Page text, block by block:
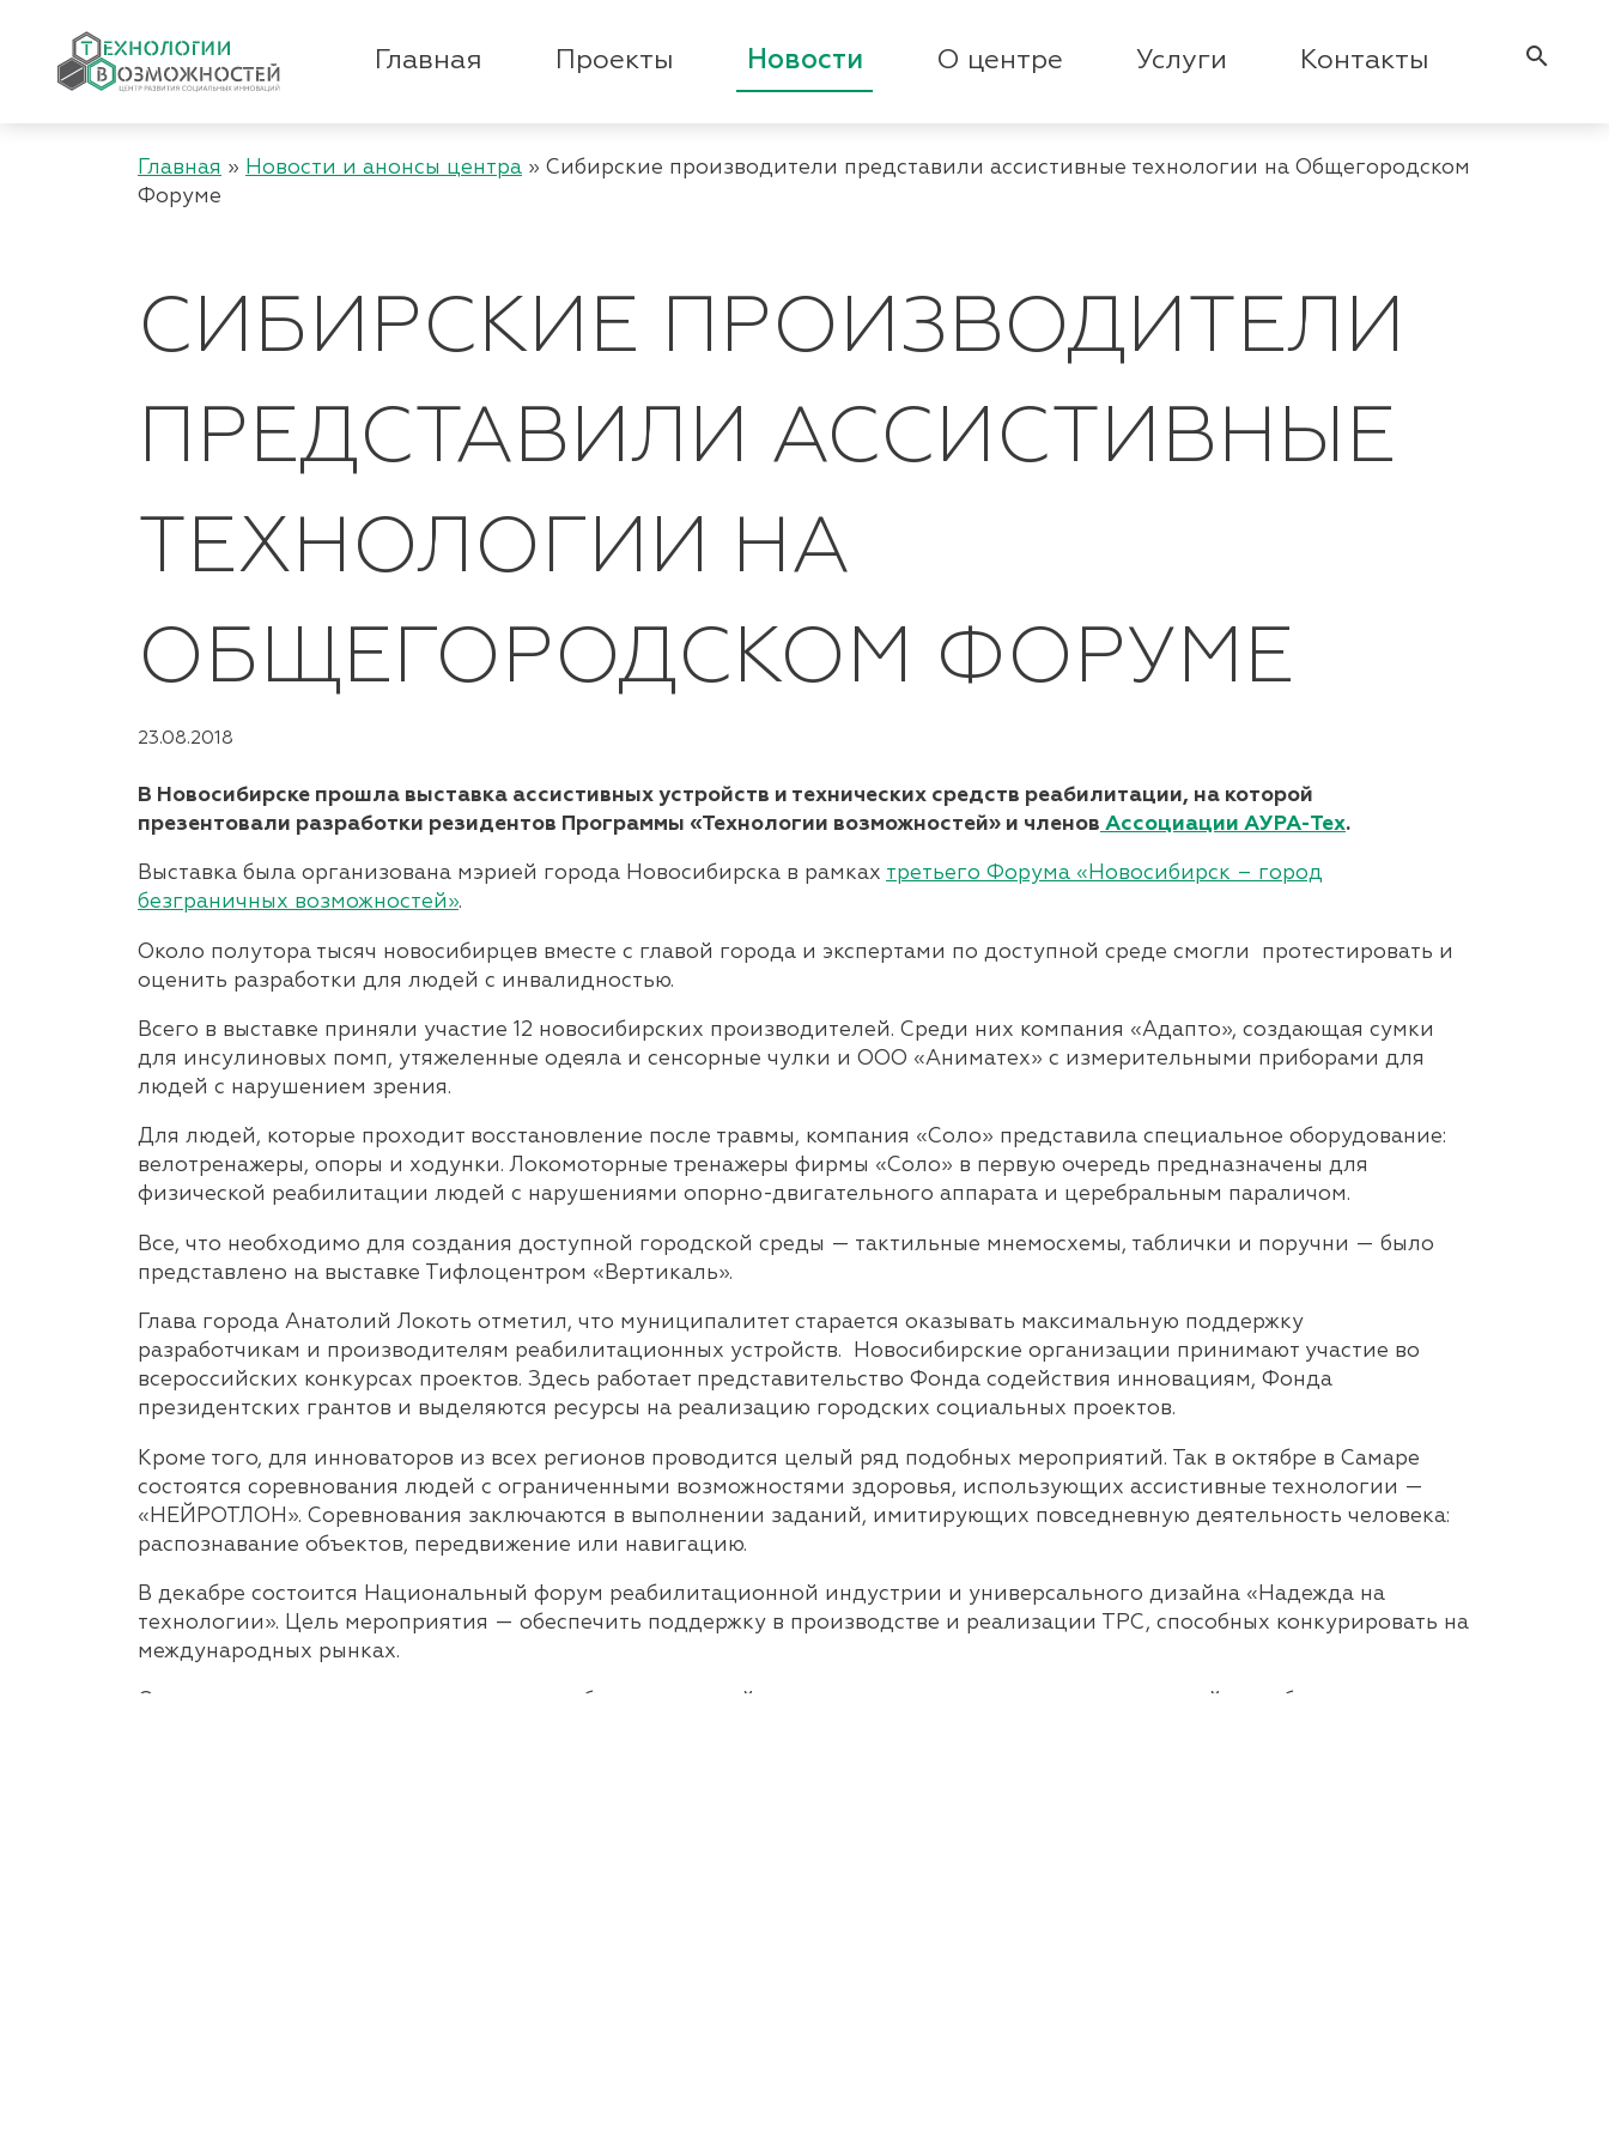
Главная Проекты Новости О центре Услуги Контакты search
Главная » Новости и анонсы центра »Сибирские производители представили ассистивные технологии на Общегородском
Форуме
СИБИРСКИЕ ПРОИЗВОДИТЕЛИ
ПРЕДСТАВИЛИ АССИСТИВНЫЕ
ТЕХНОЛОГИИ НА
ОБЩЕГОРОДСКОМ ФОРУМЕ
23.08.2018
В Новосибирске прошла выставка ассистивных устройств и технических средств реабилитации, на которой
презентовали разработки резидентов Программы «Технологии возможностей» и членов Ассоциации АУРА-Тех.
Выставка была организована мэрией города Новосибирска в рамках третьего Форума «Новосибирск – город
безграничных возможностей».
Около полутора тысяч новосибирцев вместе с главой города и экспертами по доступной среде смогли протестировать и
оценить разработки для людей с инвалидностью.
Всего в выставке приняли участие 12 новосибирских производителей. Среди них компания «Адапто», создающая сумки
для инсулиновых помп, утяжеленные одеяла и сенсорные чулки и ООО «Аниматех» с измерительными приборами для
людей с нарушением зрения.
Для людей, которые проходит восстановление после травмы, компания «Соло» представила специальное оборудование:
велотренажеры, опоры и ходунки. Локомоторные тренажеры фирмы «Соло» в первую очередь предназначены для
физической реабилитации людей с нарушениями опорно-двигательного аппарата и церебральным параличом.
Все, что необходимо для создания доступной городской среды — тактильные мнемосхемы, таблички и поручни — было
представлено на выставке Тифлоцентром «Вертикаль».
Глава города Анатолий Локоть отметил, что муниципалитет старается оказывать максимальную поддержку
разработчикам и производителям реабилитационных устройств. Новосибирские организации принимают участие во
всероссийских конкурсах проектов. Здесь работает представительство Фонда содействия инновациям, Фонда
президентских грантов и выделяются ресурсы на реализацию городских социальных проектов.
Кроме того, для инноваторов из всех регионов проводится целый ряд подобных мероприятий. Так в октябре в Самаре
состоятся соревнования людей с ограниченными возможностями здоровья, использующих ассистивные технологии —
«НЕЙРОТЛОН». Соревнования заключаются в выполнении заданий, имитирующих повседневную деятельность человека:
распознавание объектов, передвижение или навигацию.
В декабре состоится Национальный форум реабилитационной индустрии и универсального дизайна «Надежда на
технологии». Цель мероприятия — обеспечить поддержку в производстве и реализации ТРС, способных конкурировать на
международных рынках.